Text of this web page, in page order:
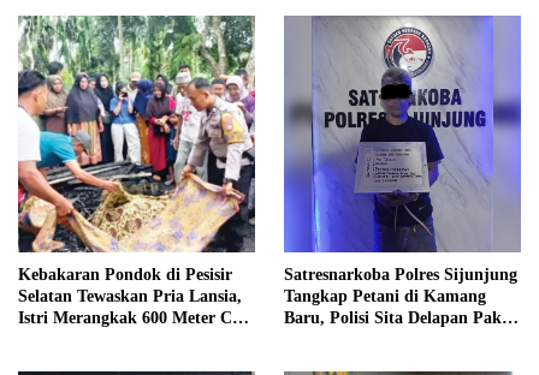
Kebakaran Pondok di Pesisir
Selatan Tewaskan Pria Lansia,
Istri Merangkak 600 Meter Cari
Satresnarkoba Polres Sijunjung
Tangkap Petani di Kamang
Baru, Polisi Sita Delapan Paket